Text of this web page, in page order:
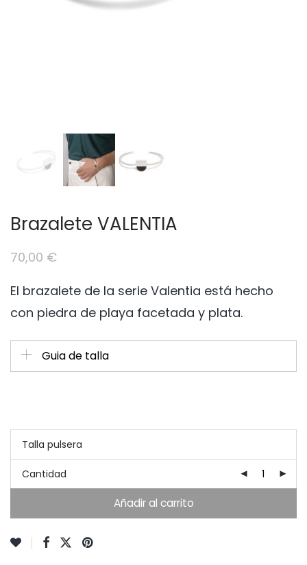
Brazalete VALENTIA
70,00 €
El brazalete de la serie Valentia está hecho
con piedra de playa facetada y plata.
Guia de talla
Talla pulsera
Cantidad
Añadir al carrito